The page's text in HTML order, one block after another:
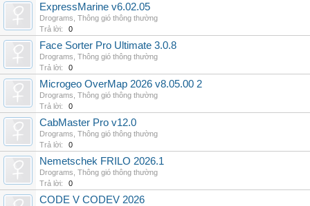
ExpressMarine v6.02.05
Drograms Thông gió thông thường
Trả lời:
0
Face Sorter Pro Ultimate 3.0.8
Drograms Thông gió thông thường
Trả lời:
0
Microgeo OverMap 2026 v8.05.00 2
Drograms Thông gió thông thường
Trả lời:
0
CabMaster Pro v12.0
Drograms Thông gió thông thường
Trả lời:
0
Nemetschek FRILO 2026.1
Drograms Thông gió thông thường
Trả lời:
0
CODE V CODEV 2026